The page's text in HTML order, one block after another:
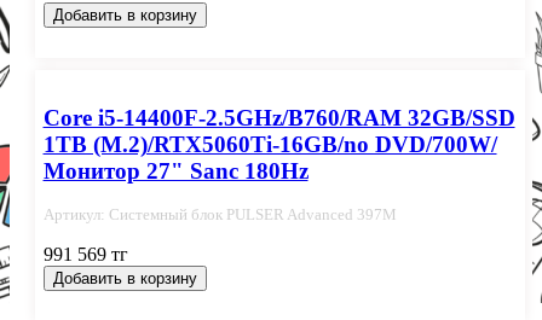
Добавить в корзину
Core i5-14400F-2.5GHz/B760/RAM 32GB/SSD
1TB (M.2)/RTX5060Ti-16GB/no DVD/700W/
Монитор 27" Sanc 180Hz
Артикул: Системный блок PULSER Advanced 397M
991 569 тг
Добавить в корзину